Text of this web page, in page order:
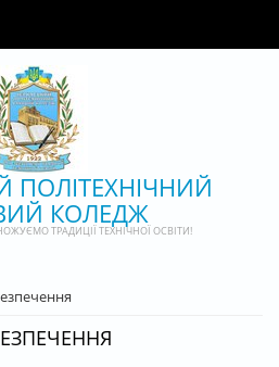
ПОЛІТЕХНІЧНИЙ
КОЛЕДЖ
ТРАДИЦІЇ ТЕХНІЧНОЇ ОСВІТИ!